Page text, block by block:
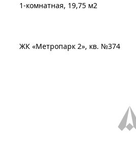
1-комнатная, 19,75 м2
ЖК «Метропарк 2», кв. №374